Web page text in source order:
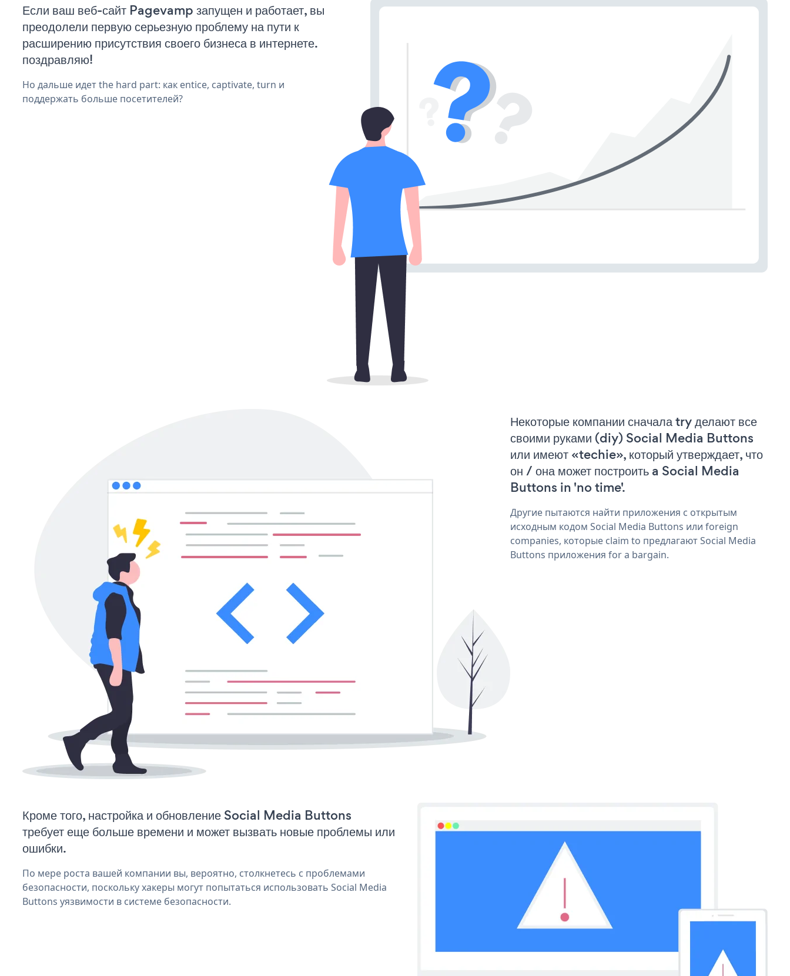
Если ваш веб-сайт Pagevamp запущен и работает, вы
преодолели первую серьезную проблему на пути к
расширению присутствия своего бизнеса в интернете.
поздравляю!
Но дальше идет the hard part: как entice, captivate, turn и
поддержать больше посетителей?
Некоторые компании сначала try делают все
своими руками (diy) Social Media Buttons
или имеют «techie», который утверждает, что
он / она может построить a Social Media
Buttons in 'no time'.
Другие пытаются найти приложения с открытым
исходным кодом Social Media Buttons или foreign
companies, которые claim to предлагают Social Media
Buttons приложения for a bargain.
Кроме того, настройка и обновление Social Media Buttons
требует еще больше времени и может вызвать новые проблемы или
ошибки.
По мере роста вашей компании вы, вероятно, столкнетесь с проблемами
безопасности, поскольку хакеры могут попытаться использовать Social Media
Buttons уязвимости в системе безопасности.